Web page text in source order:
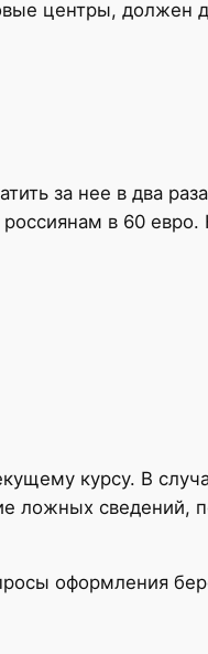
центры, должен
за нее в два
в 60
курсу. В
ложных сведений,
оформления